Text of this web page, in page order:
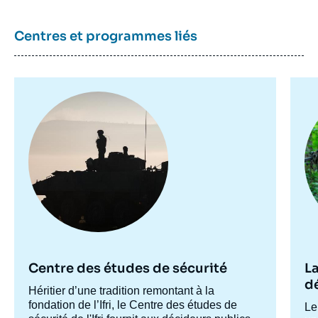
Centres et programmes liés
principale
Centre des études de sécurité
Accroche
centre
Héritier d’une tradition remontant à la
fondation de l’Ifri, le Centre des études de